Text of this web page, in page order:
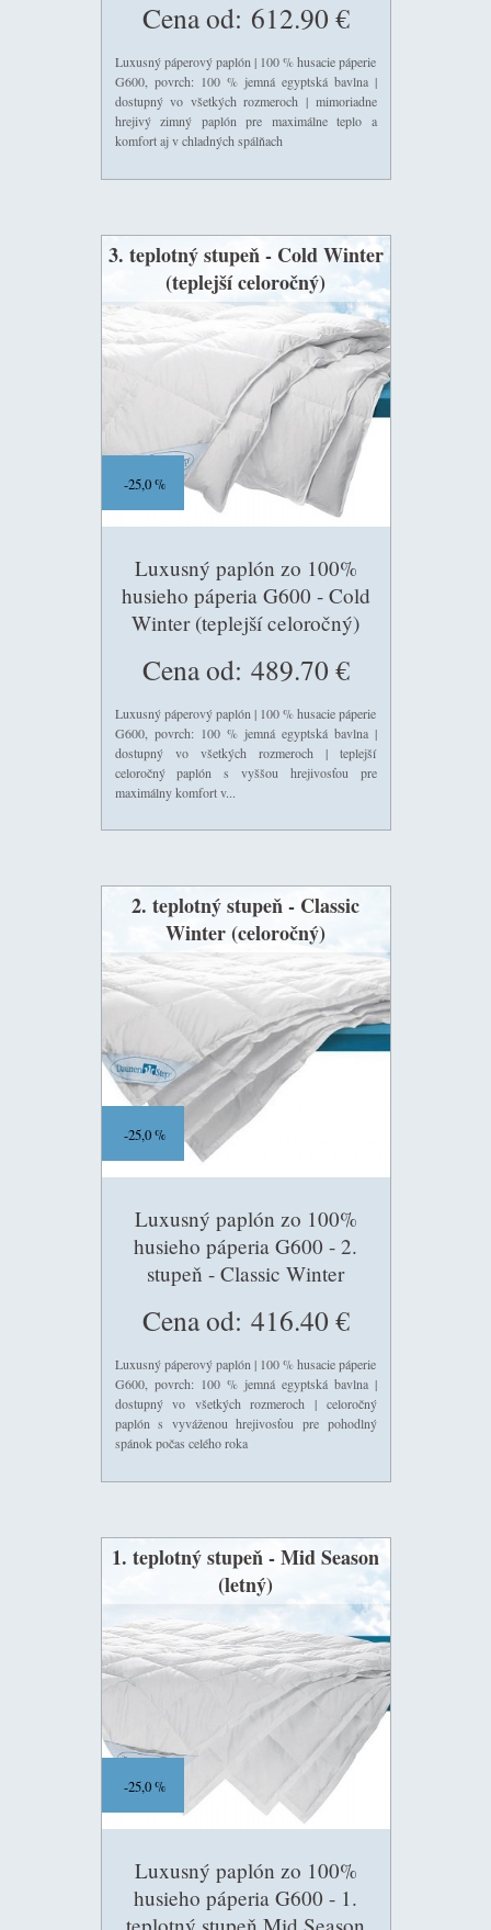
Cena od: 612.90 €
Luxusný páperový paplón | 100 % husacie páperie
G600, povrch: 100 % jemná egyptská bavlna |
dostupný vo všetkých rozmeroch | mimoriadne
hrejivý zimný paplón pre maximálne teplo a
komfort aj v chladných spálňach
3. teplotný stupeň - Cold Winter
(teplejší celoročný)
Luxusný paplón zo 100%
husieho páperia G600 - Cold
Winter (teplejší celoročný)
25,0 %
Cena od: 489.70 €
Luxusný páperový paplón | 100 % husacie páperie
G600, povrch: 100 % jemná egyptská bavlna |
dostupný vo všetkých rozmeroch | teplejší
celoročný paplón s vyššou hrejivosťou pre
maximálny komfort v...
2. teplotný stupeň - Classic
Winter (celoročný)
Luxusný paplón zo 100%
husieho páperia G600 - 2.
stupeň - Classic Winter
25,0 %
Cena od: 416.40 €
Luxusný páperový paplón | 100 % husacie páperie
G600, povrch: 100 % jemná egyptská bavlna |
dostupný vo všetkých rozmeroch | celoročný
paplón s vyváženou hrejivosťou pre pohodlný
spánok počas celého roka
1. teplotný stupeň - Mid Season
(letný)
Luxusný paplón zo 100%
husieho páperia G600 - 1.
25,0 %